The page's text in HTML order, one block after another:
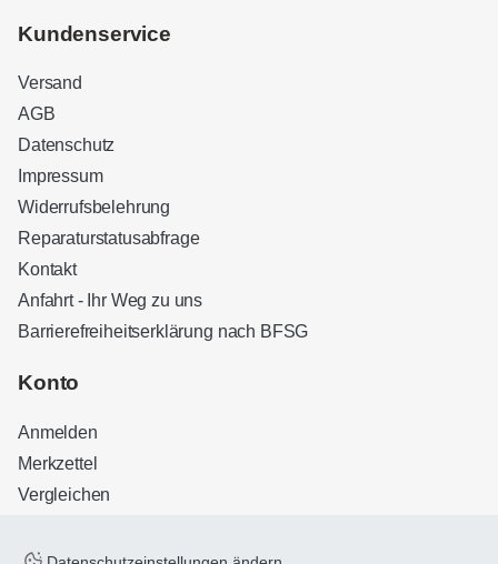
Kundenservice
Versand
AGB
Datenschutz
Impressum
Widerrufsbelehrung
Reparaturstatusabfrage
Kontakt
Anfahrt - Ihr Weg zu uns
Barrierefreiheitserklärung nach BFSG
Konto
Anmelden
Merkzettel
Vergleichen